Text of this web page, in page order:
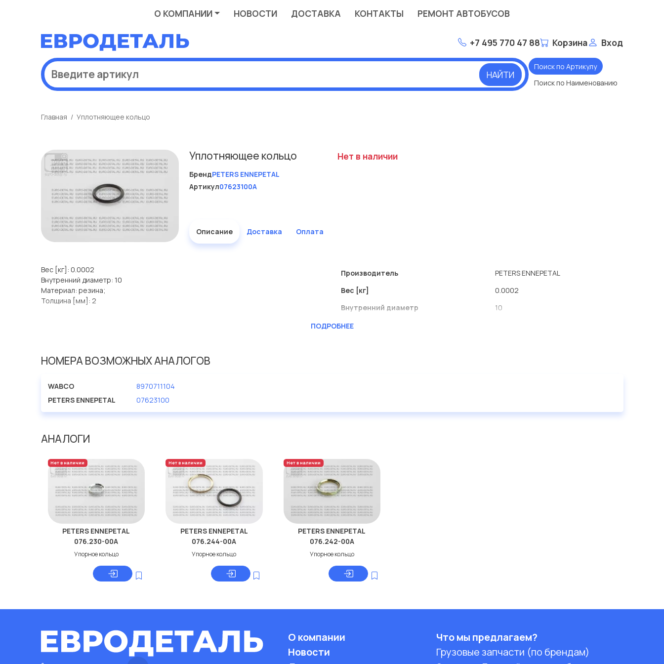
О КОМПАНИИ НОВОСТИ ДОСТАВКА КОНТАКТЫ РЕМОНТ АВТОБУСОВ
+7 495 770 47 88 Корзина Вход
НАЙТИ
Поиск по Артикулу
Поиск по Наименованию
Главная Уплотняющее кольцо
Уплотняющее кольцо
БрендPETERS ENNEPETAL
Артикул07623100A
Нет в наличии
Описание Доставка Оплата
Вес [кг]: 0.0002
Внутренний диаметр: 10
Материал: резина;
Толщина [мм]: 2
Производитель
PETERS ENNEPETAL
Вес [кг]
0.0002
Внутренний диаметр
10
Материал
ПОДРОБНЕЕ
НОМЕРА ВОЗМОЖНЫХ АНАЛОГОВ
WABCO
8970711104
PETERS ENNEPETAL
07623100
АНАЛОГИ
Нет в наличии
PETERS ENNEPETAL
076.230-00A
Упорное кольцо
Нет в наличии
PETERS ENNEPETAL
076.244-00A
Упорное кольцо
Нет в наличии
PETERS ENNEPETAL
076.242-00A
Упорное кольцо
О компании
Новости
Что мы предлагаем?
Грузовые запчасти (по брендам)